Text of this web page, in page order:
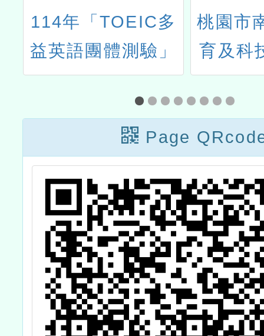
114年「TOEIC多
益英語團體測驗」
桃園市
育及科
年1月
研
Page